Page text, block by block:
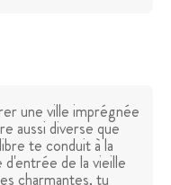
une ville imprégnée
aussi diverse que
te conduit à la
d'entrée de la vieille
charmantes, tu